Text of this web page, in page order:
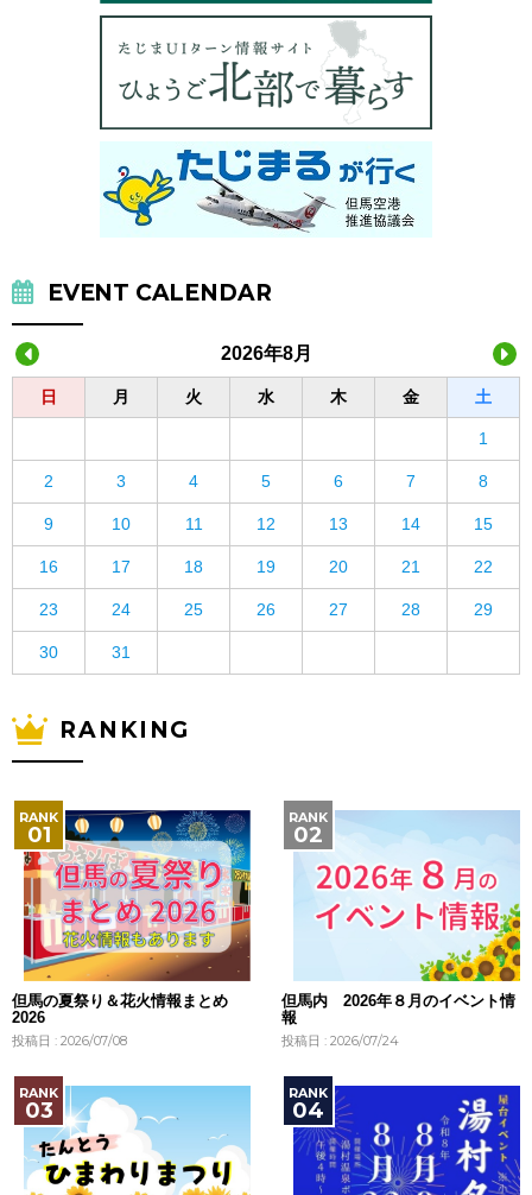
EVENT CALENDAR
2026年8月
日 月 火 水 木 金 土
1
2 3 4 5 6 7 8
9 10 11 12 13 14 15
16 17 18 19 20 21 22
23 24 25 26 27 28 29
30 31
RANKING
但馬の夏祭り＆花火情報まとめ
2026
投稿日 : 2026/07/08
但馬内 2026年８月のイベント情
報
投稿日 : 2026/07/24